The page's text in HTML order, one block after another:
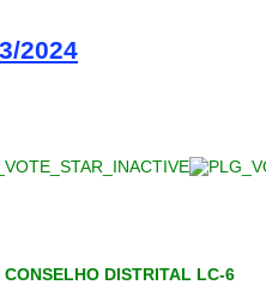
2024
DISTRITAL LC-6